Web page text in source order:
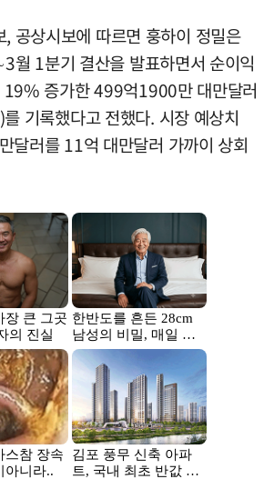
공상시보에 따르면 훙하이 정밀은
1분기 결산을 발표하면서 순이익
19% 증가한 499억1900만 대만달러
기록했다고 전했다. 시장 예상치
달러를 11억 대만달러 가까이 상회